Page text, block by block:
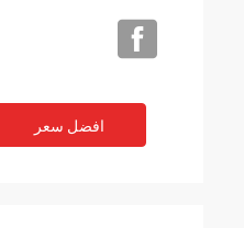
افضل سعر